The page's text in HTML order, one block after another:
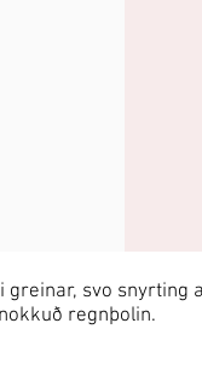
svo snyrting
regnþolin.